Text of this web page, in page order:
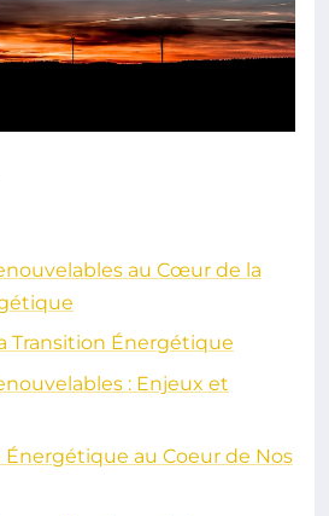
au Cœur de la
Transition Énergétique
: Enjeux et
Énergétique au Coeur de Nos